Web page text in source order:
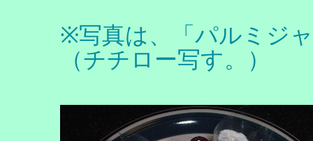
※写真は、「パルミジ
（チチロー写す。）